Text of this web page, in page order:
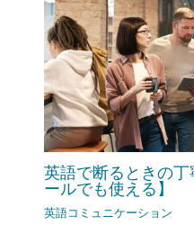
英語で断るときの
ールでも使える】
英語コミュニケーション